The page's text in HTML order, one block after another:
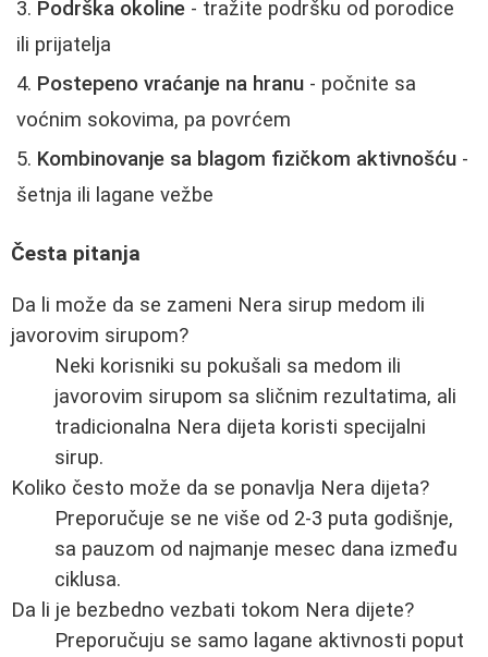
Podrška okoline - tražite podršku od porodice
ili prijatelja
Postepeno vraćanje na hranu - počnite sa
voćnim sokovima, pa povrćem
Kombinovanje sa blagom fizičkom aktivnošću -
šetnja ili lagane vežbe
Česta pitanja
Da li može da se zameni Nera sirup medom ili
javorovim sirupom?
Neki korisniki su pokušali sa medom ili
javorovim sirupom sa sličnim rezultatima, ali
tradicionalna Nera dijeta koristi specijalni
sirup.
Koliko često može da se ponavlja Nera dijeta?
Preporučuje se ne više od 2-3 puta godišnje,
sa pauzom od najmanje mesec dana između
ciklusa.
Da li je bezbedno vezbati tokom Nera dijete?
Preporučuju se samo lagane aktivnosti poput